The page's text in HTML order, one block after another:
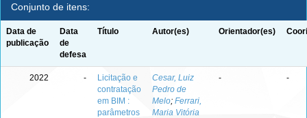
Conjunto de itens:
Data de
publicação
Data
de
defesa
Título Autor(es) Orientador(es)
2022 -
Licitação e
contratação
em BIM :
parâmetros
Cesar, Luiz
Pedro de
Melo; Ferrari,
Maria Vitória
- -